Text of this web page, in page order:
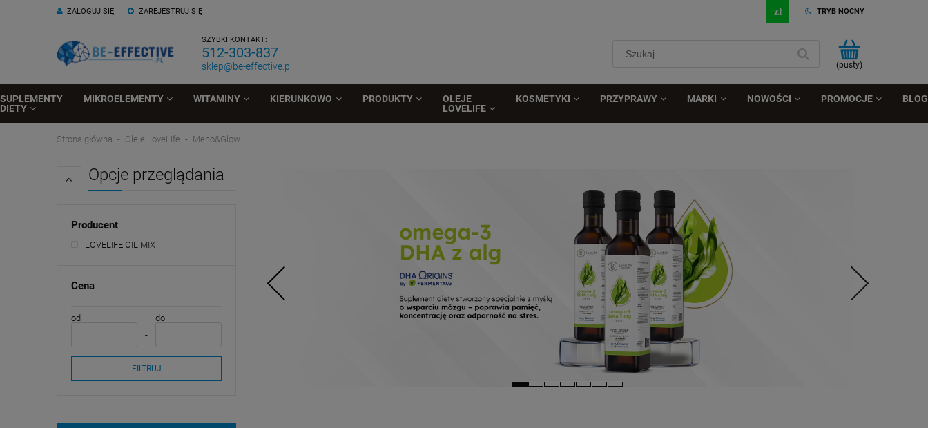
ZAREJESTRUJ SIĘ
ZALOGUJ SIĘ TRYB NOCNY
SZYBKI KONTAKT:
512-303-837
sklep@be-effective.pl (pusty)
SUPLEMENTY
DIETY
MIKROELEMENTY WITAMINY KIERUNKOWO PRODUKTY
OLEJE
LOVELIFE
KOSMETYKI PRZYPRAWY MARKI NOWOŚCI PROMOCJE BLOG
Strona główna Oleje LoveLife Meno&Glow
Opcje przeglądania
Producent
LOVELIFE OIL MIX
Cena
od do
FILTRUJ